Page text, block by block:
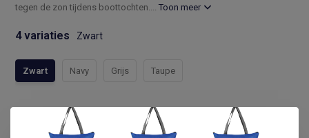
tegen de zon tijdens boottochten....Toon meer
4 variaties Zwart
Zwart Navy Grijs Taupe
Compleet assortiment